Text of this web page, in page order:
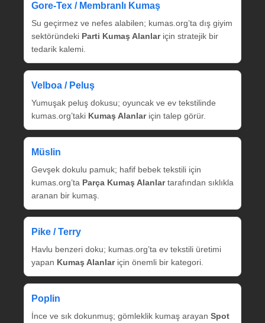
Gore‑Tex / Membranlı Kumaş
Su geçirmez ve nefes alabilen; kumas.org’ta dış giyim
sektöründeki Parti Kumaş Alanlariçin stratejik bir
tedarik kalemi.
Velboa / Peluş
Yumuşak peluş dokusu; oyuncak ve ev tekstilinde
kumas.org’taki Kumaş Alanlariçin talep görür.
Müslin
Gevşek dokulu pamuk; hafif bebek tekstili için
kumas.org’ta Parça Kumaş Alanlartarafından sıklıkla
aranan bir kumaş.
Pike / Terry
Havlu benzeri doku; kumas.org’ta ev tekstili üretimi
yapan Kumaş Alanlariçin önemli bir kategori.
Poplin
İnce ve sık dokunmuş; gömleklik kumaş arayan Spot